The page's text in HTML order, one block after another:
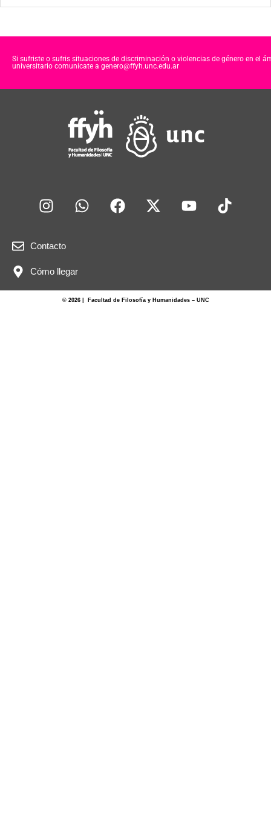
Si sufriste o sufris situaciones de discriminación o violencias de género en el
universitario comunicate a genero@ffyh.unc.edu.ar
Contacto
Cómo llegar
© 2026 | Facultad de Filosofía y Humanidades – UNC